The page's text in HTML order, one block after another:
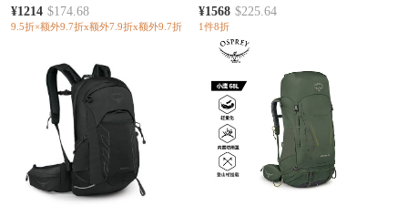
¥1214 $174.68
9.5折×额外9.7折x额外7.9折x额外9.7折
¥1568 $225.64
1件8折